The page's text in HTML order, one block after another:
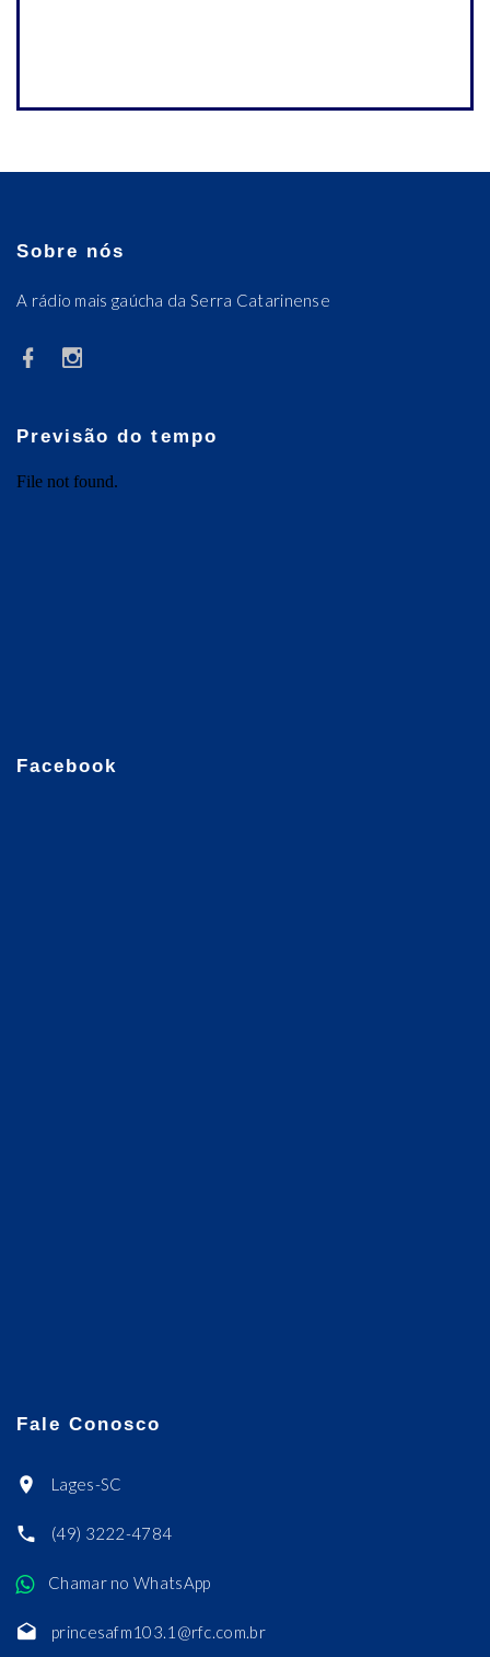
Sobre nós
A rádio mais gaúcha da Serra Catarinense
Previsão do tempo
Facebook
Fale Conosco
Lages-SC
(49) 3222-4784
Chamar no WhatsApp
princesafm103.1@rfc.com.br